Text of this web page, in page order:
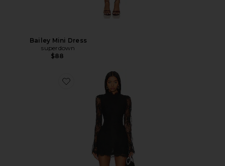
Bailey Mini Dress
superdown
$88